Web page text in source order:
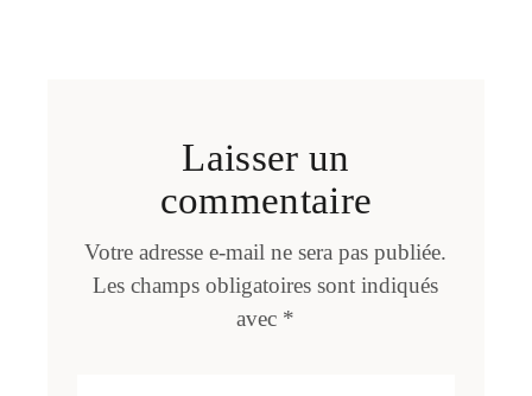
Laisser un
commentaire
Votre adresse e-mail ne sera pas publiée.
Les champs obligatoires sont indiqués
avec *